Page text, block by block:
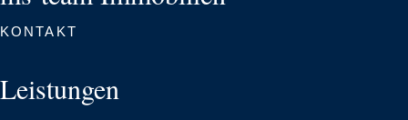
KONTAKT
Leistungen